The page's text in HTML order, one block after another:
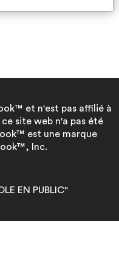
et n'est pas affilié à
site web n'a pas été
est une marque
Inc.
EN PUBLIC"